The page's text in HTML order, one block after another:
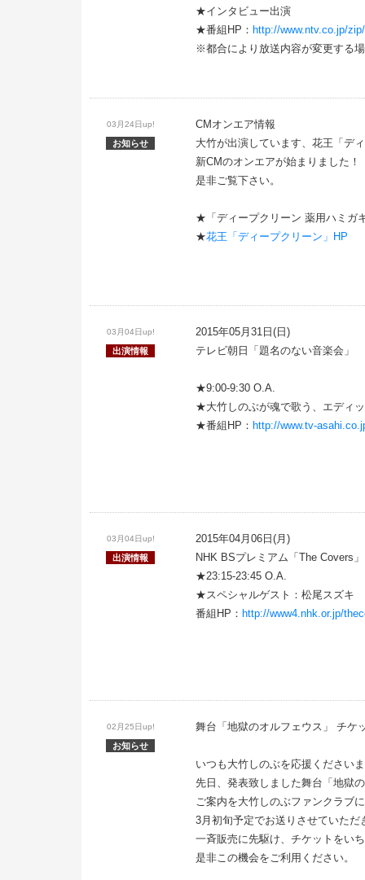
★インタビュー出演
★番組HP： http://www.ntv.co.jp/zip/
※都合により放送内容が変更する
03月24日up!
お知らせ
CMオンエア情報
大竹が出演しています、花王「デ
新CMのオンエアが始まりました！
是非ご覧下さい。
★「ディープクリーン 薬用ハミガ
★花王「ディープクリーン」HP
03月04日up!
出演情報
2015年05月31日(日)
テレビ朝日「題名のない音楽会」
★9:00-9:30 O.A.
★大竹しのぶが魂で歌う、エディ
★番組HP： http://www.tv-
03月04日up!
出演情報
2015年04月06日(月)
NHK BSプレミアム「The Covers」
★23:15-23:45 O.A.
★スペシャルゲスト：松尾スズキ
番組HP： http://www4.nhk.or.jp/
02月25日up!
お知らせ
舞台「地獄のオルフェウス」 チケ
いつも大竹しのぶを応援ください
先日、発表致しました舞台「地獄
ご案内を大竹しのぶファンクラブ
3月初旬予定でお送りさせていただ
一斉販売に先駆け、チケットをい
是非この機会をご利用ください。